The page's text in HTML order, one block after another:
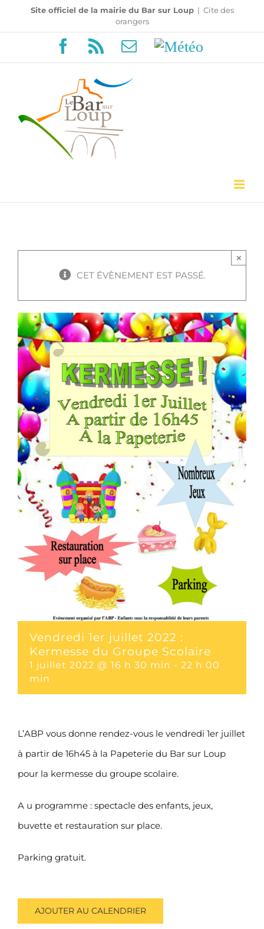
au
Site officiel de la mairie du Bar sur Loup | Cite des
orangers
Facebook
Rss EmailMétéo
CET ÉVÈNEMENT EST PASSÉ.
×
Vendredi 1er juillet 2022 :
Kermesse du Groupe Scolaire
1 juillet 2022 @ 16 h 30 min - 22 h 00
min
L’ABP vous donne rendez-vous le vendredi 1er juillet
à partir de 16h45 à la Papeterie du Bar sur Loup
pour la kermesse du groupe scolaire.
A u programme : spectacle des enfants, jeux,
buvette et restauration sur place.
Parking gratuit.
AJOUTER AU CALENDRIER